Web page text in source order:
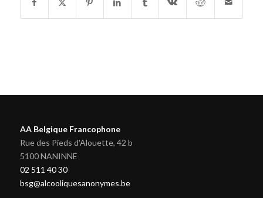
AA Belgique Francophone
Rue des Pieds d'Alouette, 42 b
5100 NANINNE
02 511 40 30
bsg@alcooliquesanonymes.be